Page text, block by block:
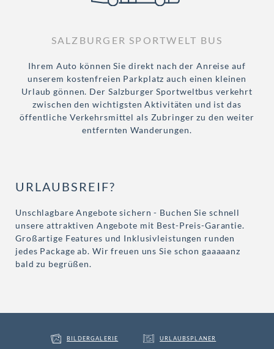
SALZBURGER SPORTWELT BUS
Ihrem Auto können Sie direkt nach der Anreise auf
unserem kostenfreien Parkplatz auch einen kleinen
Urlaub gönnen. Der Salzburger Sportweltbus verkehrt
zwischen den wichtigsten Aktivitäten und ist das
öffentliche Verkehrsmittel als Zubringer zu den weiter
entfernten Wanderungen.
URLAUBSREIF?
Unschlagbare Angebote sichern - Buchen Sie schnell
unsere attraktiven Angebote mit Best-Preis-Garantie.
Großartige Features und Inklusivleistungen runden
jedes Package ab. Wir freuen uns Sie schon gaaaaanz
bald zu begrüßen.
BILDERGALERIE URLAUBSPLANER